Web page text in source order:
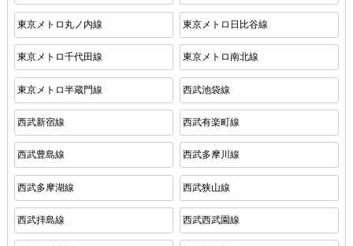
東京メトロ丸ノ内線 東京メトロ日比谷線
東京メトロ千代田線 東京メトロ南北線
東京メトロ半蔵門線 西武池袋線
西武新宿線 西武有楽町線
西武豊島線 西武多摩川線
西武多摩湖線 西武狭山線
西武拝島線 西武西武園線